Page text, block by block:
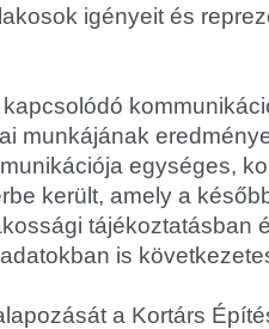
igényeit és
munkájának
egységes,
került, amely a
tájékoztatásban
is
a Kortárs